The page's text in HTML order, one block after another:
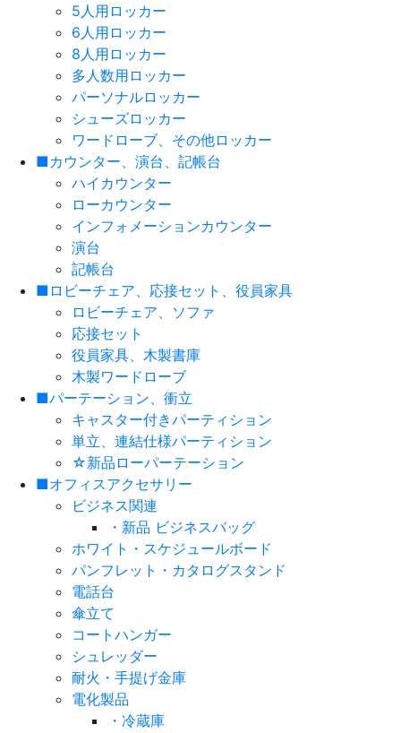
5人用ロッカー
6人用ロッカー
8人用ロッカー
多人数用ロッカー
パーソナルロッカー
シューズロッカー
ワードローブ、その他ロッカー
■カウンター、演台、記帳台
ハイカウンター
ローカウンター
インフォメーションカウンター
演台
記帳台
■ロビーチェア、応接セット、役員家具
ロビーチェア、ソファ
応接セット
役員家具、木製書庫
木製ワードローブ
■パーテーション、衝立
キャスター付きパーティション
単立、連結仕様パーティション
☆新品ローパーテーション
■オフィスアクセサリー
ビジネス関連
・新品 ビジネスバッグ
ホワイト・スケジュールボード
パンフレット・カタログスタンド
電話台
傘立て
コートハンガー
シュレッダー
耐火・手提げ金庫
電化製品
・冷蔵庫